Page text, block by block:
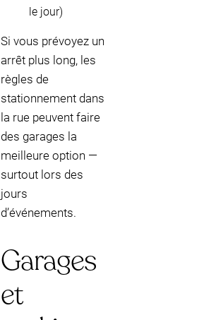
le jour)
Si vous prévoyez un
arrêt plus long, les
règles de
stationnement dans
la rue peuvent faire
des garages la
meilleure option —
surtout lors des
jours
d’événements.
Garages
et